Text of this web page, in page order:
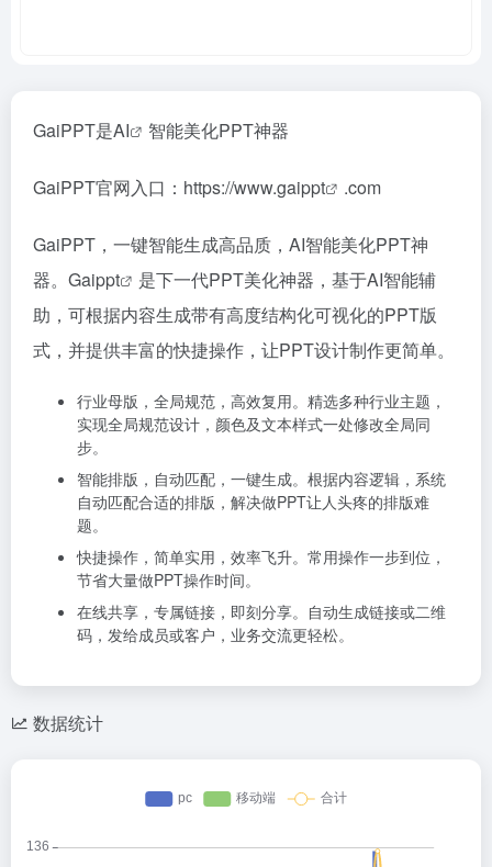
GaiPPT是AI 智能美化PPT神器
GaiPPT官网入口：https://www.gaippt .com
GaiPPT，一键智能生成高品质，AI智能美化PPT神
器。 Gaippt
是下一代PPT美化神器，基于AI智能辅
助，可根据内容生成带有高度结构化可视化的PPT版
式，并提供丰富的快捷操作，让PPT设计制作更简单。
行业母版，全局规范，高效复用。精选多种行业主题，
实现全局规范设计，颜色及文本样式一处修改全局同
步。
智能排版，自动匹配，一键生成。根据内容逻辑，系统
自动匹配合适的排版，解决做PPT让人头疼的排版难
题。
快捷操作，简单实用，效率飞升。常用操作一步到位，
节省大量做PPT操作时间。
在线共享，专属链接，即刻分享。自动生成链接或二维
码，发给成员或客户，业务交流更轻松。
数据统计